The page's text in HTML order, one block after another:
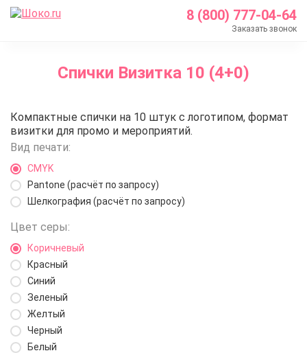
8 (800) 777-04-64
Заказать звонок
Каталог
Спички Визитка 10 (4+0)
Спички Визитка 10 (4+0)
Спички Визитка 10 (4+0)
Компактные спички на 10 штук с логотипом, формат
визитки для промо и мероприятий.
Вид печати:
CMYK
Pantone (расчёт по запросу)
Шелкография (расчёт по запросу)
Цвет серы:
Коричневый
Красный
Синий
Зеленый
Желтый
Черный
Белый